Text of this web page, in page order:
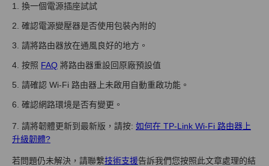
1. 換一個電源插座試試
2. 確認電源變壓器是否使用包裝內附的
3. 請將路由器放在通風良好的地方。
4. 按照 FAQ 將路由器重設回原廠預設值
5. 請確認 Wi-Fi 路由器上未啟用自動重啟功能。
6. 確認網路環境是否有變更。
7. 請將韌體更新到最新版，請按: 如何在 TP-Link Wi-Fi 路由器上
升級韌體?
若問題仍未解決，請聯繫技術支援告訴我們您按照此文章處理的結